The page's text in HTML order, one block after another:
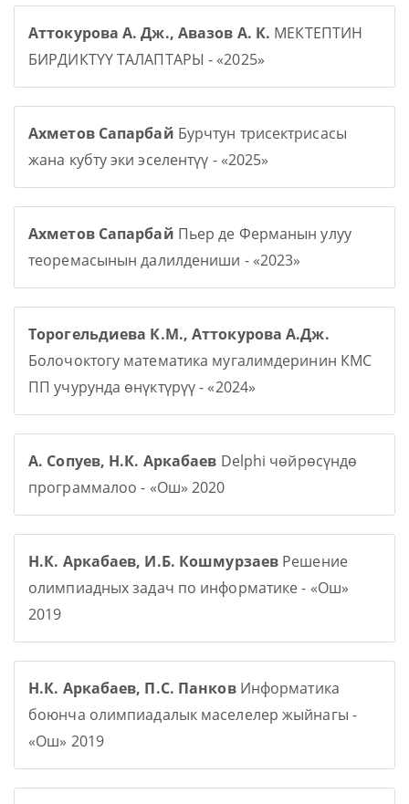
Аттокурова А. Дж., Авазов А. К. МЕКТЕПТИН
БИРДИКТҮҮ ТАЛАПТАРЫ - «2025»
Ахметов Сапарбай Бурчтун трисектрисасы
жана кубту эки эселентүү - «2025»
Ахметов Сапарбай Пьер де Ферманын улуу
теоремасынын далилдениши - «2023»
Торогельдиева К.М., Аттокурова А.Дж.
Болочоктогу математика мугалимдеринин КМС
ПП учурунда өнүктүрүү - «2024»
А. Сопуев, Н.К. Аркабаев Delphi чөйрөсүндө
программалоо - «Ош» 2020
Н.К. Аркабаев, И.Б. Кошмурзаев Решение
олимпиадных задач по информатике - «Ош»
2019
Н.К. Аркабаев, П.С. ПанковИнформатика
боюнча олимпиадалык маселелер жыйнагы -
«Ош» 2019